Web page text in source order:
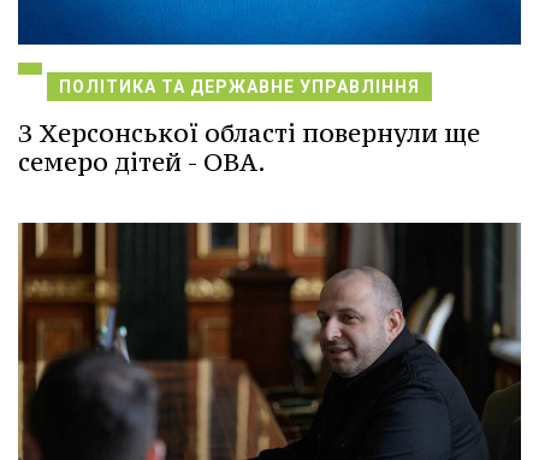
ПОЛІТИКА ТА ДЕРЖАВНЕ УПРАВЛІННЯ
З Херсонської області повернули ще
семеро дітей - ОВА.